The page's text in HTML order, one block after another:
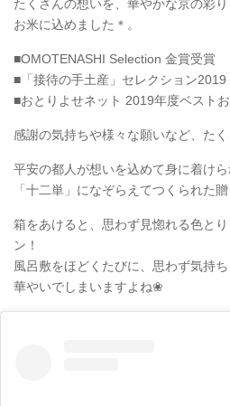
たくさんの想いを、華やかな京の彩
お米に込めました＊。
■OMOTENASHI Selection 金賞受賞
■「接待の手土産」セレクション2019
■おとりよせネット 2019年度ベスト
感謝の気持ちや様々な願いなど、た
平安の都人が想いを込めて身に着けら
「十二単」になぞらえてつくられた
箱をあけると、思わず見惚れる色と
ン！
風呂敷をほどくたびに、思わず気持ち
華やいでしまいますよね❀